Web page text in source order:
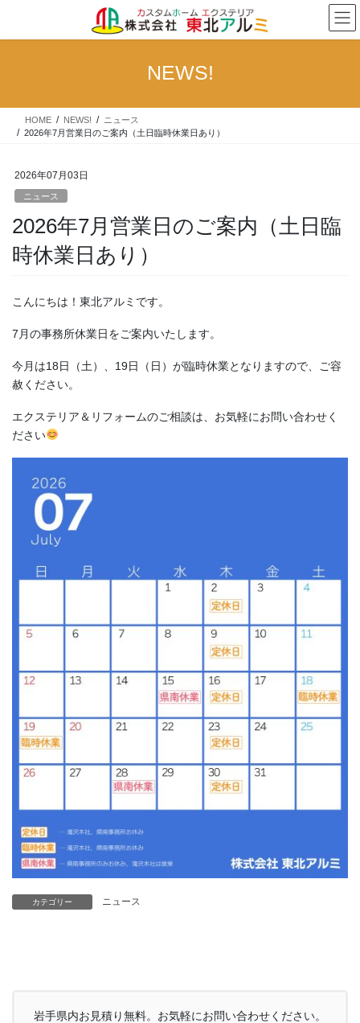
テ
ス
ゲ
ン
NEWS!
HOME NEWS!
ニュース
2026年7月営業日のご案内（土日臨時休業日あり）
2026年07月03日
ニュース
2026年7月営業日のご案内（土日臨
時休業日あり）
こんにちは！東北アルミです。
7月の事務所休業日をご案内いたします。
今月は18日（土）、19日（日）が臨時休業となりますので、ご容
赦ください。
エクステリア＆リフォームのご相談は、お気軽にお問い合わせく
ださい
カテゴリー ニュース
岩手県内お見積り無料。お気軽にお問い合わせください。